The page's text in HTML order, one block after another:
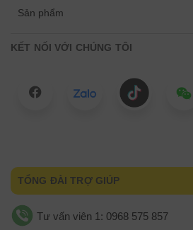
Sản phẩm
KẾT NỐI VỚI CHÚNG TÔI
TỔNG ĐÀI TRỢ GIÚP
Tư vấn viên 1: 0968 575 857